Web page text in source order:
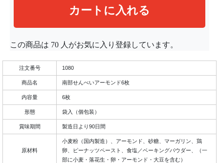
この商品は 70 人がお気に入り登録しています。
注文番号 1080
商品名 南部せんべいアーモンド6枚
内容量 6枚
形態 袋入（個包装）
賞味期間 製造日より90日間
原材料
小麦粉（国内製造）、アーモンド、砂糖、マーガリン、鶏
卵、ピーナッツペースト、食塩／ベーキングパウダー、（一
部に小麦・落花生・卵・アーモンド・大豆を含む）